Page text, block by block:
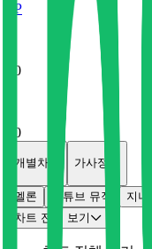
P
0
0
개별차트 가사정보
멜론 유튜브 뮤직 지니
차트 전체 보기